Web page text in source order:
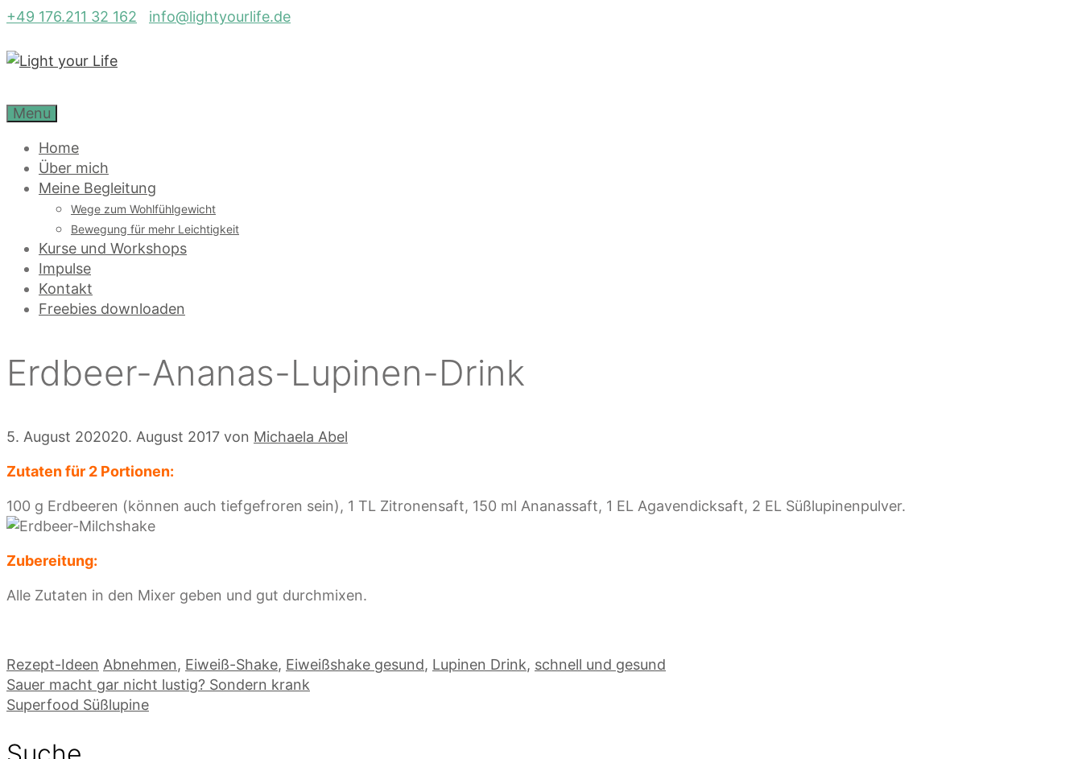
Zum
springen
+49 176.211 32 162 info@lightyourlife.de
Menu
Home
Über mich
Meine Begleitung
Wege zum Wohlfühlgewicht
Bewegung für mehr Leichtigkeit
Kurse und Workshops
Impulse
Kontakt
Freebies downloaden
Erdbeer-Ananas-Lupinen-Drink
5. August 202020. August 2017 von Michaela Abel
Zutaten für 2 Portionen:
100 g Erdbeeren (können auch tiefgefroren sein), 1 TL Zitronensaft, 150 ml Ananassaft, 1 EL Agavendicksaft, 2 EL Süßlupinenpulver.
Zubereitung:
Alle Zutaten in den Mixer geben und gut durchmixen.
Kategorien
Rezept-Ideen Schlagwörter
Abnehmen, Eiweiß-Shake, Eiweißshake gesund, Lupinen Drink, schnell und gesund
Sauer macht gar nicht lustig? Sondern krank
Superfood Süßlupine